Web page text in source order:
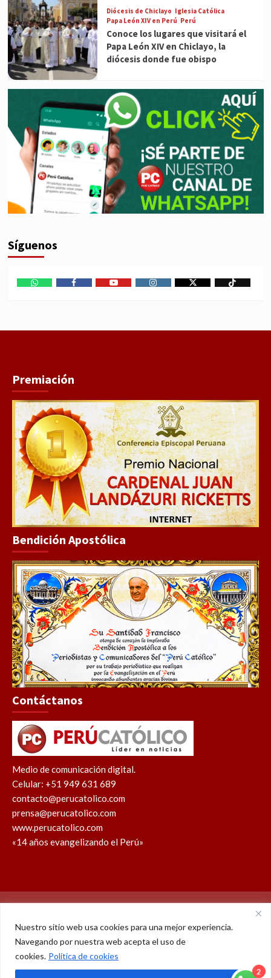
Nuestro sitio web usa cookies para una mejor experiencia.
Navegando por nuestra web acepta el uso de
cookies. Política de cookies
Diócesis de Chiclayo Iglesia Católica
Papa León XIV en Perú Perú
Conoce los lugares que visitará el
Papa León XIV en Chiclayo, la
diócesis donde fue obispo
Síguenos
Premiación
Bendición Apostólica
Contáctanos
Medio de comunicación digital.
Celular: +51 949 631 689
contacto@perucatolico.com
prensa@perucatolico.com
www.perucatolico.com
«14 años evangelizando el Perú»
Política de cookies Política de privacidad
WhatsAppFacebookYoutubeInstagram
X
© Derechos reservados 2026 – Perú Católico | 14 años 2